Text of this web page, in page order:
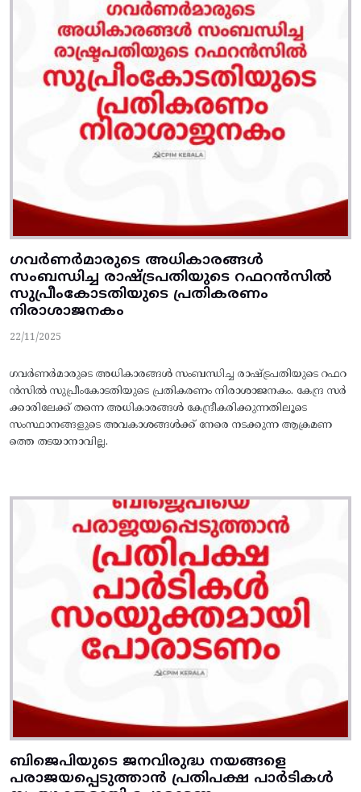
ഗവർണർമാരുടെ അധികാരങ്ങൾ
സംബന്ധിച്ച രാഷ്ട്രപതിയുടെ റഫറൻസിൽ
സുപ്രീംകോടതിയുടെ പ്രതികരണം
നിരാശാജനകം
22/11/2025
ഗവർണർമാരുടെ അധികാരങ്ങൾ സംബന്ധിച്ച രാഷ്ട്രപതിയുടെ റഫറ
ൻസിൽ സുപ്രീംകോടതിയുടെ പ്രതികരണം നിരാശാജനകം. കേന്ദ്ര സർ
ക്കാരിലേക്ക് തന്നെ അധികാരങ്ങൾ കേന്ദ്രീകരിക്കുന്നതിലൂടെ
സംസ്ഥാനങ്ങളുടെ അവകാശങ്ങൾക്ക് നേരെ നടക്കുന്ന ആക്രമണ
ത്തെ തടയാനാവില്ല.
ബിജെപിയുടെ ജനവിരുദ്ധ നയങ്ങളെ
പരാജയപ്പെടുത്താൻ പ്രതിപക്ഷ പാർടികൾ